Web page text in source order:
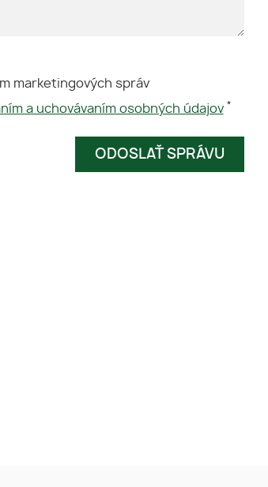
marketingových správ
a uchovávaním osobných údajov *